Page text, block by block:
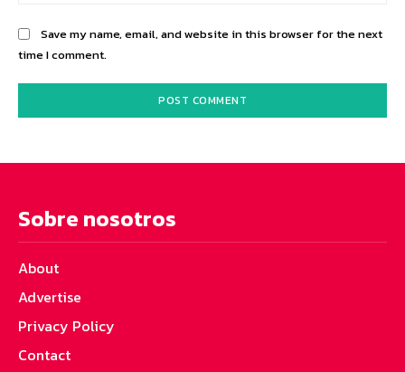
Save my name, email, and website in this browser for the next
time I comment.
Sobre nosotros
About
Advertise
Privacy Policy
Contact